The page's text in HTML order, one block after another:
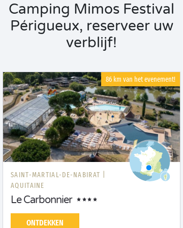
Camping Mimos Festival
Périgueux, reserveer uw
verblijf!
86 km van het evenement!
SAINT-MARTIAL-DE-NABIRAT |
AQUITAINE
Le Carbonnier
ONTDEKKEN